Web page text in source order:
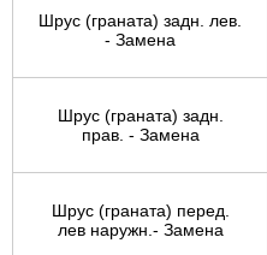
Шрус (граната) задн. лев.
- Замена
Шрус (граната) задн.
прав. - Замена
Шрус (граната) перед.
лев наружн.- Замена